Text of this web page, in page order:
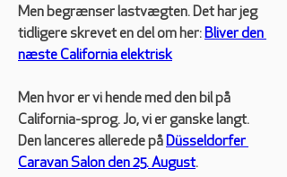
Men begrænser lastvægten. Det har jeg
tidligere skrevet en del om her: Bliver den
næste California elektrisk
Men hvor er vi hende med den bil på
California-sprog. Jo, vi er ganske langt.
Den lanceres allerede på Düsseldorfer
Caravan Salon den 25. August.